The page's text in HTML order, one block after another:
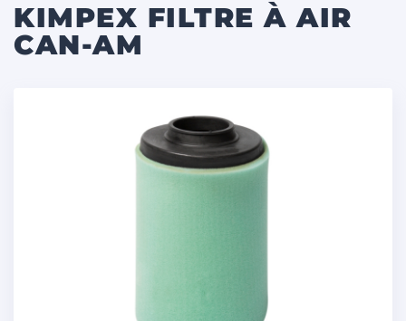
KIMPEX FILTRE À AIR
CAN-AM